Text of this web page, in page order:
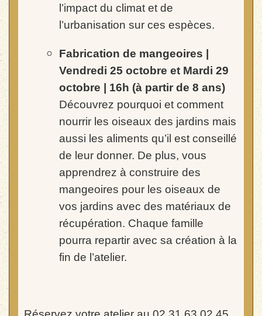
l’impact du climat et de
l’urbanisation sur ces espèces.
Fabrication de mangeoires
Vendredi 25 octobre et Mardi 29
octobre | 16h (à partir de 8 ans)
Découvrez pourquoi et comment
nourrir les oiseaux des jardins mais
aussi les aliments qu’il est conseillé
de leur donner. De plus, vous
apprendrez à construire des
mangeoires pour les oiseaux de
vos jardins avec des matériaux de
récupération. Chaque famille
pourra repartir avec sa création à la
fin de l’atelier.